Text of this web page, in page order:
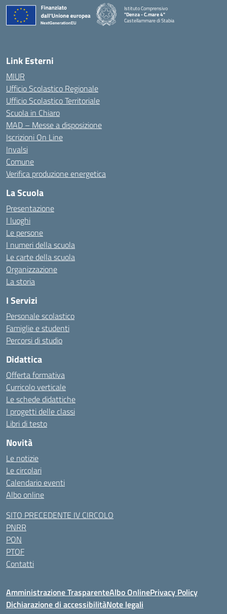
Istituto Comprensivo
"Denza - C.mare 4"
Castellammare di Stabia
Link Esterni
MIUR
Ufficio Scolastico Regionale
Ufficio Scolastico Territoriale
Scuola in Chiaro
MAD – Messe a disposizione
Iscrizioni On Line
Invalsi
Comune
Verifica produzione energetica
La Scuola
Presentazione
I luoghi
Le persone
I numeri della scuola
Le carte della scuola
Organizzazione
La storia
I Servizi
Personale scolastico
Famiglie e studenti
Percorsi di studio
Didattica
Offerta formativa
Curricolo verticale
Le schede didattiche
I progetti delle classi
Libri di testo
Novità
Le notizie
Le circolari
Calendario eventi
Albo online
SITO PRECEDENTE IV CIRCOLO
PNRR
PON
PTOF
Contatti
Amministrazione TrasparenteAlbo OnlinePrivacy Policy
Dichiarazione di accessibilitàNote legali